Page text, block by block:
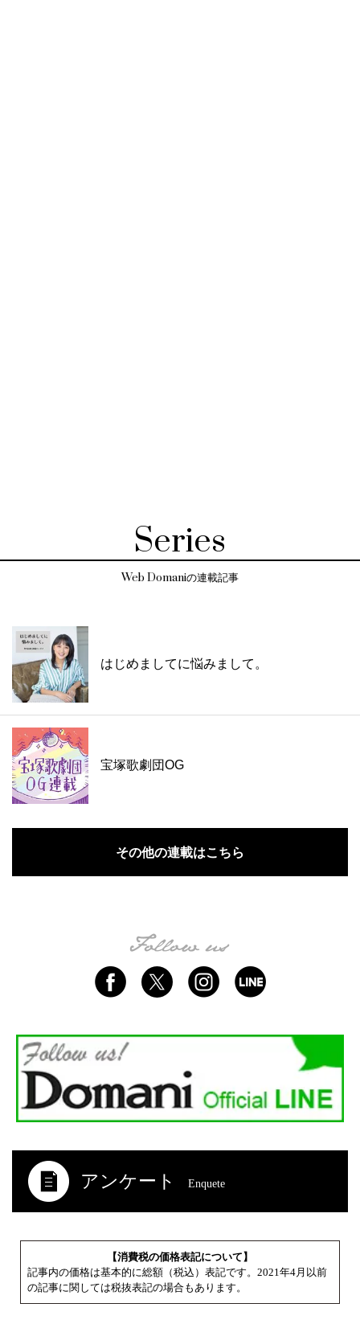
Series
Web Domaniの連載記事
はじめましてに悩みまして。
宝塚歌劇団OG
その他の連載はこちら
アンケート Enquete
【消費税の価格表記について】
記事内の価格は基本的に総額（税込）表記です。2021年4月以前
の記事に関しては税抜表記の場合もあります。